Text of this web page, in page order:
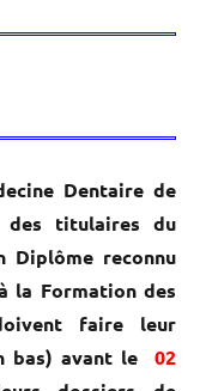
Dentaire de
des titulaires du
Diplôme reconnu
la Formation des
faire leur
bas) avant le 02